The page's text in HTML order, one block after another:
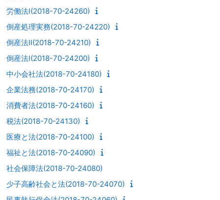
労働法I(2018-70-24260)
倒産処理実務(2018-70-24220)
倒産法II(2018-70-24210)
倒産法I(2018-70-24200)
中小会社法(2018-70-24180)
企業法務(2018-70-24170)
消費者法(2018-70-24160)
税法(2018-70-24130)
医療と法(2018-70-24100)
福祉と法(2018-70-24090)
社会保障法(2018-70-24080)
少子高齢社会と法(2018-70-24070)